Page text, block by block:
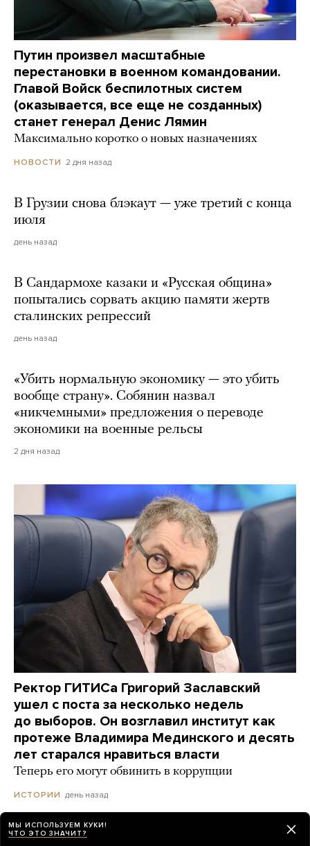
Путин произвел масштабные
перестановки в военном командовании.
Главой Войск беспилотных систем
(оказывается, все еще не созданных)
станет генерал Денис Лямин
Максимально коротко о новых назначениях
НОВОСТИ 2 дня назад
В Грузии снова блэкаут — уже третий с конца
июля
день назад
В Сандармохе казаки и «Русская община»
попытались сорвать акцию памяти жертв
сталинских репрессий
день назад
«Убить нормальную экономику — это убить
вообще страну». Собянин назвал
«никчемными» предложения о переводе
экономики на военные рельсы
2 дня назад
Ректор ГИТИСа Григорий Заславский
ушел с поста за несколько недель
до выборов. Он возглавил институт как
протеже Владимира Мединского и десять
лет старался нравиться власти
Теперь его могут обвинить в коррупции
ИСТОРИИ день назад
«В Госдуму идет партия, которая открыто
МЫ ИСПОЛЬЗУЕМ КУКИ!
ЧТО ЭТО ЗНАЧИТ?